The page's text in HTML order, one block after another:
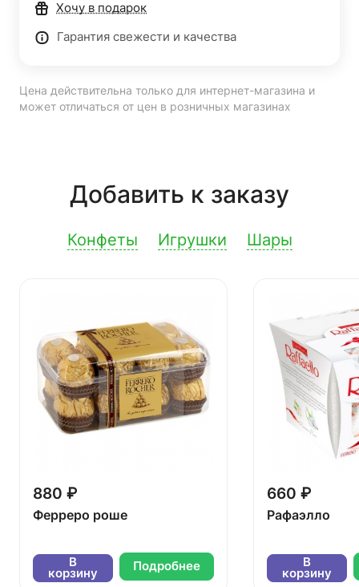
Хочу в подарок
Гарантия свежести и качества
Цена действительна только для интернет-магазина и
может отличаться от цен в розничных магазинах
Добавить к заказу
Конфеты Игрушки Шары
880 ₽
Ферреро роше
В
корзину Подробнее
660 ₽
Рафаэлло
В
корзину